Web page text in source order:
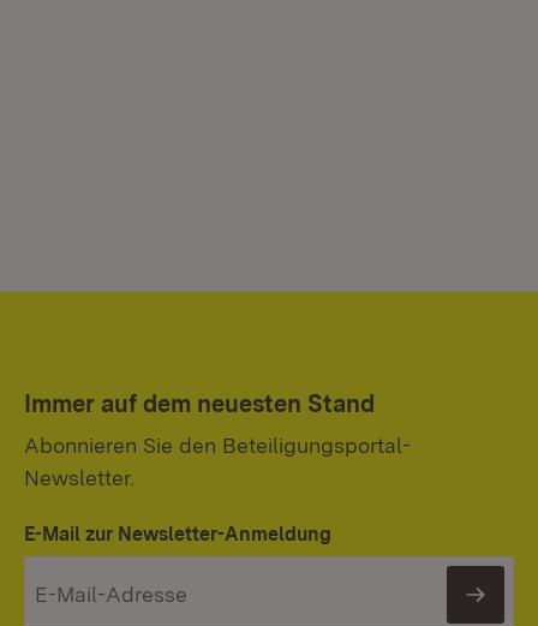
Immer auf dem neuesten Stand
Abonnieren Sie den Beteiligungsportal-
Newsletter.
E-Mail zur Newsletter-Anmeldung